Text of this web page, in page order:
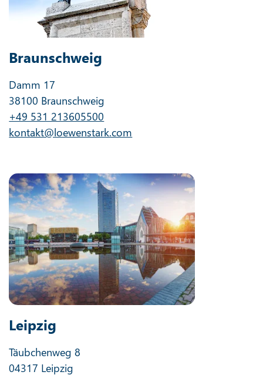
Braunschweig
Damm 17
38100 Braunschweig
+49 531 213605500
kontakt@loewenstark.com
Leipzig
Täubchenweg 8
04317 Leipzig